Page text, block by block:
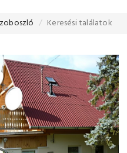
Keresési találatok